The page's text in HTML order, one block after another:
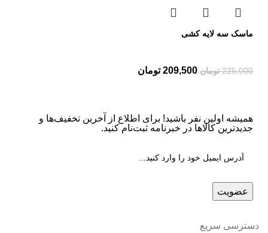
ماسک سه لایه کشی
225,000 تومان 209,500 تومان
همیشه اولین نفر باشید! برای اطلاع از آخرین تخفیف‌ها و
جدیدترین کالاها در خبرنامه ثبت‌نام کنید.
دسترسی سریع